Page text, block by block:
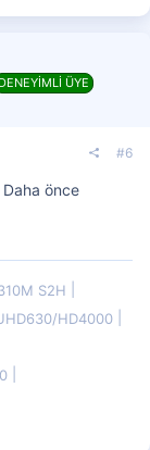
DENEYİMLİ ÜYE
#6
önce
S2H
HD4000